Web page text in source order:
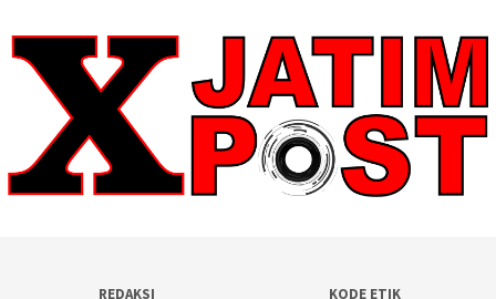
REDAKSI KODE ETIK